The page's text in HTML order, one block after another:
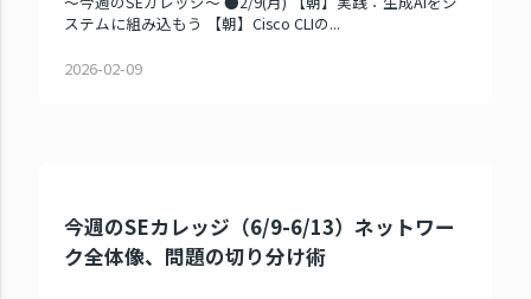
ステムに組み込もう 【朝】Cisco CLIの...
2026-02-09
今週のSEカレッジ（6/9-6/13）ネットワー
ク全体像、問題の切り分け術